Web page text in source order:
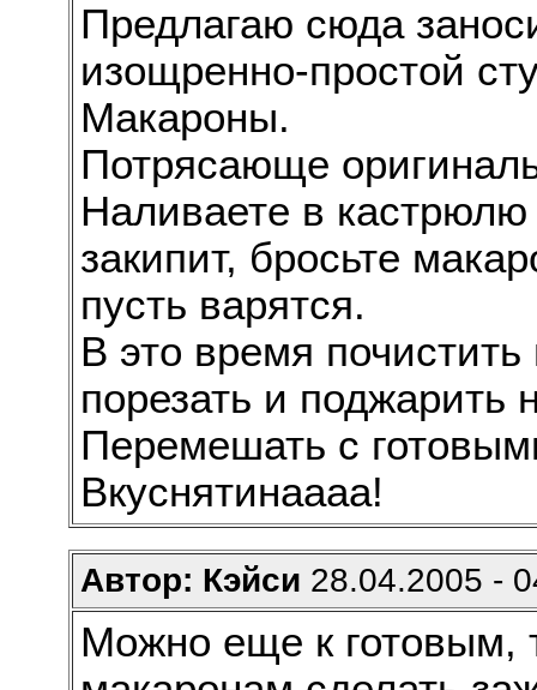
Предлагаю сюда
изощренно-простой
Макароны.
Потрясающе
Наливаете в кастрюлю
закипит, бросьте
пусть варятся.
В это время
порезать и поджарить
Перемешать с
Вкуснятинаааа!
Автор: Кэйси 28.04.2005 -
Можно еще к готовым,